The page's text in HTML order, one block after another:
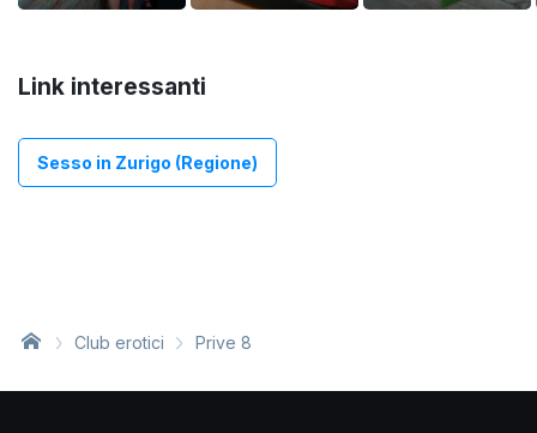
Link interessanti
Sesso in Zurigo (Regione)
Club erotici Prive 8